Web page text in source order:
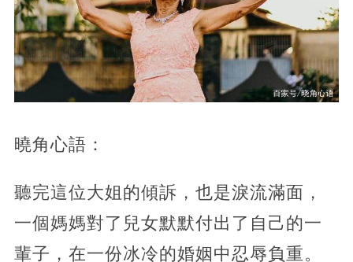
曉角心語：
聽完這位大姐的傾訴，也是淚流滿面，
一個媽媽對了兒女默默付出了自己的一
輩子，在一份冰冷的婚姻中忍辱負重。